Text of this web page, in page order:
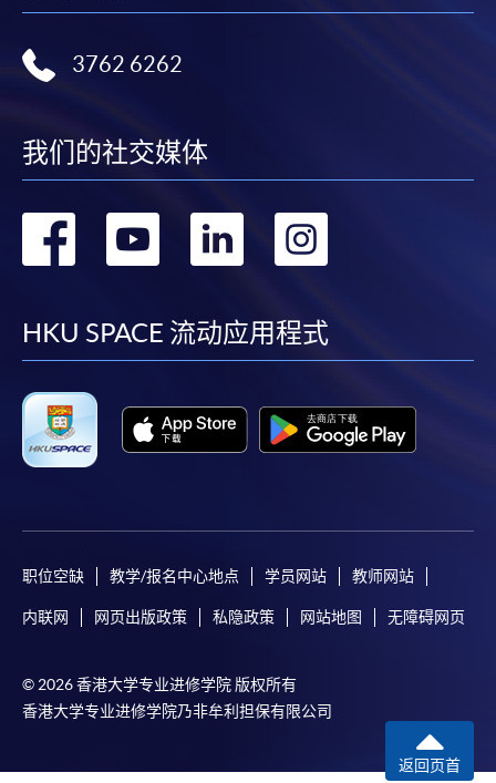
3762 6262
我们的社交媒体
转
facebook
转
youtube
转
linkedin
HKU SPACE 流动应用程式
职位空缺 教学/报名中心地点 学员网站 教师网站
内联网 网页出版政策 私隐政策 网站地图 无障碍网页
© 2026 香港大学专业进修学院 版权所有
香港大学专业进修学院乃非牟利担保有限公司
返回页首